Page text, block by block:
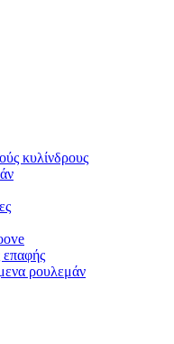
κυλίνδρους
επαφής
ρουλεμάν